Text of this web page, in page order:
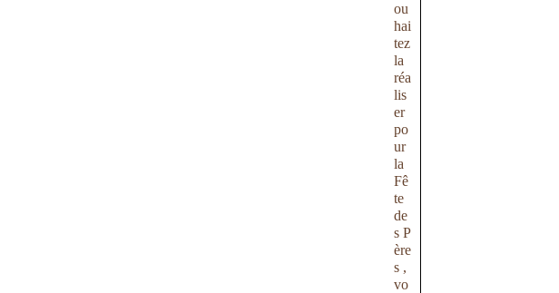
ou
hai
tez
la
réa
lis
er
po
ur
la
Fê
te
de
s P
ère
s ,
vo